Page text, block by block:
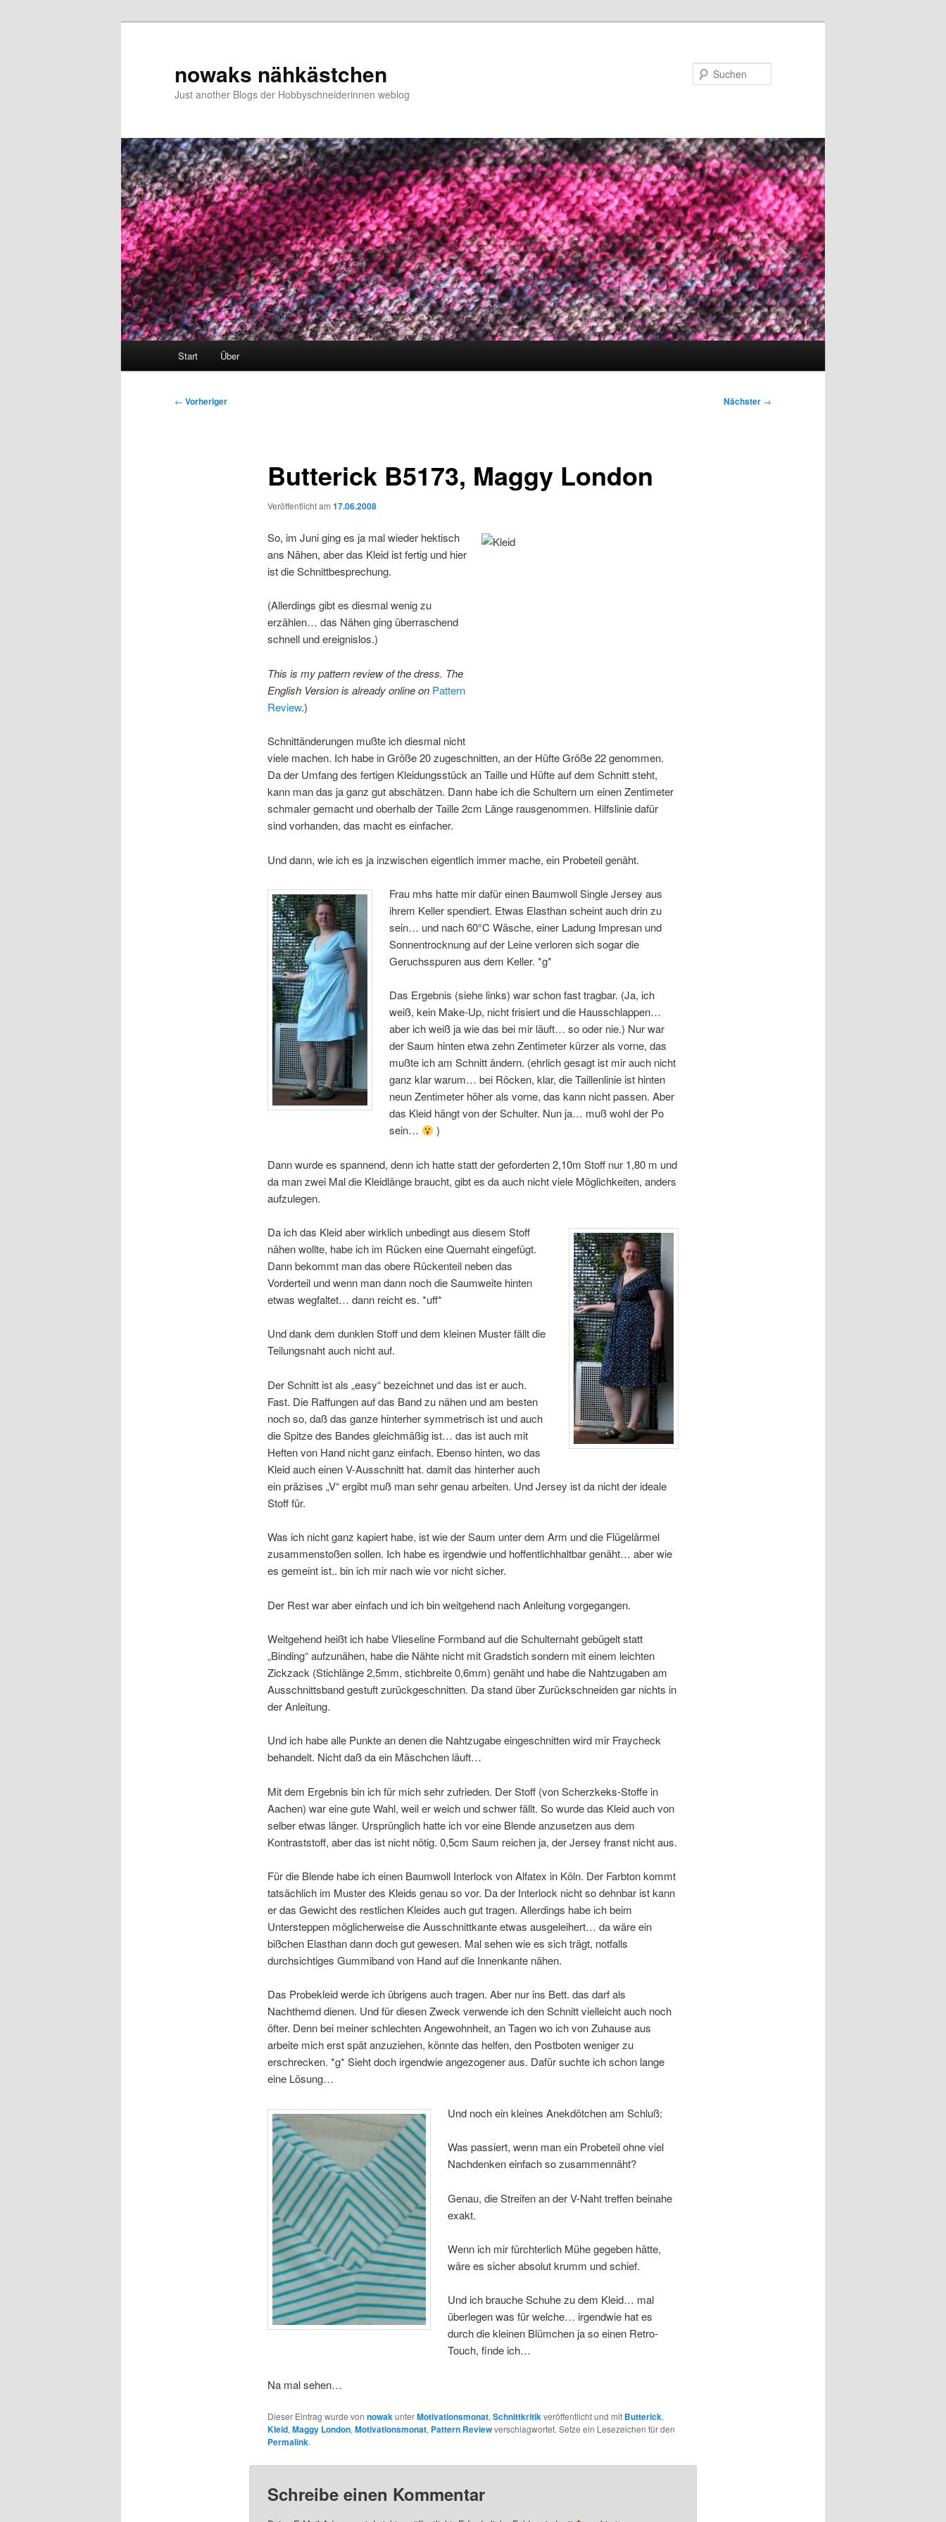
nowaks nähkästchen
Just another Blogs der Hobbyschneiderinnen weblog
Start Über
Beitragsnavigation
← Vorheriger Nächster →
Butterick B5173, Maggy London
Veröffentlicht am 17.06.2008
So, im Juni ging es ja mal wieder hektisch
ans Nähen, aber das Kleid ist fertig und hier
ist die Schnittbesprechung.
(Allerdings gibt es diesmal wenig zu
erzählen… das Nähen ging überraschend
schnell und ereignislos.)
This is my pattern review of the dress. The
English Version is already online on Pattern
Review.)
Schnittänderungen mußte ich diesmal nicht
viele machen. Ich habe in Größe 20 zugeschnitten, an der Hüfte Größe 22 genommen.
Da der Umfang des fertigen Kleidungsstück an Taille und Hüfte auf dem Schnitt steht,
kann man das ja ganz gut abschätzen. Dann habe ich die Schultern um einen Zentimeter
schmaler gemacht und oberhalb der Taille 2cm Länge rausgenommen. Hilfslinie dafür
sind vorhanden, das macht es einfacher.
Und dann, wie ich es ja inzwischen eigentlich immer mache, ein Probeteil genäht.
Frau mhs hatte mir dafür einen Baumwoll Single Jersey aus
ihrem Keller spendiert. Etwas Elasthan scheint auch drin zu
sein… und nach 60°C Wäsche, einer Ladung Impresan und
Sonnentrocknung auf der Leine verloren sich sogar die
Geruchsspuren aus dem Keller. *g*
Das Ergebnis (siehe links) war schon fast tragbar. (Ja, ich
weiß, kein Make-Up, nicht frisiert und die Hausschlappen…
aber ich weiß ja wie das bei mir läuft… so oder nie.) Nur war
der Saum hinten etwa zehn Zentimeter kürzer als vorne, das
mußte ich am Schnitt ändern. (ehrlich gesagt ist mir auch nicht
ganz klar warum… bei Röcken, klar, die Taillenlinie ist hinten
neun Zentimeter höher als vorne, das kann nicht passen. Aber
das Kleid hängt von der Schulter. Nun ja… muß wohl der Po
sein…
)
Dann wurde es spannend, denn ich hatte statt der geforderten 2,10m Stoff nur 1,80 m und
da man zwei Mal die Kleidlänge braucht, gibt es da auch nicht viele Möglichkeiten, anders
aufzulegen.
Da ich das Kleid aber wirklich unbedingt aus diesem Stoff
nähen wollte, habe ich im Rücken eine Quernaht eingefügt.
Dann bekommt man das obere Rückenteil neben das
Vorderteil und wenn man dann noch die Saumweite hinten
etwas wegfaltet… dann reicht es. *uff*
Und dank dem dunklen Stoff und dem kleinen Muster fällt die
Teilungsnaht auch nicht auf.
Der Schnitt ist als „easy“ bezeichnet und das ist er auch.
Fast. Die Raffungen auf das Band zu nähen und am besten
noch so, daß das ganze hinterher symmetrisch ist und auch
die Spitze des Bandes gleichmäßig ist… das ist auch mit
Heften von Hand nicht ganz einfach. Ebenso hinten, wo das
Kleid auch einen V-Ausschnitt hat. damit das hinterher auch
ein präzises „V“ ergibt muß man sehr genau arbeiten. Und Jersey ist da nicht der ideale
Stoff für.
Was ich nicht ganz kapiert habe, ist wie der Saum unter dem Arm und die Flügelärmel
zusammenstoßen sollen. Ich habe es irgendwie und hoffentlichhaltbar genäht… aber wie
es gemeint ist.. bin ich mir nach wie vor nicht sicher.
Der Rest war aber einfach und ich bin weitgehend nach Anleitung vorgegangen.
Weitgehend heißt ich habe Vlieseline Formband auf die Schulternaht gebügelt statt
„Binding“ aufzunähen, habe die Nähte nicht mit Gradstich sondern mit einem leichten
Zickzack (Stichlänge 2,5mm, stichbreite 0,6mm) genäht und habe die Nahtzugaben am
Ausschnittsband gestuft zurückgeschnitten. Da stand über Zurückschneiden gar nichts in
der Anleitung.
Und ich habe alle Punkte an denen die Nahtzugabe eingeschnitten wird mir Fraycheck
behandelt. Nicht daß da ein Mäschchen läuft…
Mit dem Ergebnis bin ich für mich sehr zufrieden. Der Stoff (von Scherzkeks-Stoffe in
Aachen) war eine gute Wahl, weil er weich und schwer fällt. So wurde das Kleid auch von
selber etwas länger. Ursprünglich hatte ich vor eine Blende anzusetzen aus dem
Kontraststoff, aber das ist nicht nötig. 0,5cm Saum reichen ja, der Jersey franst nicht aus.
Für die Blende habe ich einen Baumwoll Interlock von Alfatex in Köln. Der Farbton kommt
tatsächlich im Muster des Kleids genau so vor. Da der Interlock nicht so dehnbar ist kann
er das Gewicht des restlichen Kleides auch gut tragen. Allerdings habe ich beim
Untersteppen möglicherweise die Ausschnittkante etwas ausgeleihert… da wäre ein
bißchen Elasthan dann doch gut gewesen. Mal sehen wie es sich trägt, notfalls
durchsichtiges Gummiband von Hand auf die Innenkante nähen.
Das Probekleid werde ich übrigens auch tragen. Aber nur ins Bett. das darf als
Nachthemd dienen. Und für diesen Zweck verwende ich den Schnitt vielleicht auch noch
öfter. Denn bei meiner schlechten Angewohnheit, an Tagen wo ich von Zuhause aus
arbeite mich erst spät anzuziehen, könnte das helfen, den Postboten weniger zu
erschrecken. *g* Sieht doch irgendwie angezogener aus. Dafür suchte ich schon lange
eine Lösung…
Und noch ein kleines Anekdötchen am Schluß:
Was passiert, wenn man ein Probeteil ohne viel
Nachdenken einfach so zusammennäht?
Genau, die Streifen an der V-Naht treffen beinahe
exakt.
Wenn ich mir fürchterlich Mühe gegeben hätte,
wäre es sicher absolut krumm und schief.
Und ich brauche Schuhe zu dem Kleid… mal
überlegen was für welche… irgendwie hat es
durch die kleinen Blümchen ja so einen Retro-
Touch, finde ich…
Na mal sehen…
Dieser Eintrag wurde von nowakunterMotivationsmonat, Schnittkritikveröffentlicht und mit Butterick,
Kleid, Maggy London, Motivationsmonat, Pattern Reviewverschlagwortet. Setze ein Lesezeichen für den
Permalink.
Schreibe einen Kommentar